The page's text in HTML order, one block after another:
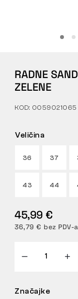
O NAMA
POVRATI
RADNE
ZELENE
KOD: 0059021065
Veličina
36 37
43 44
45,99 €
36,79 € bez PDV-a
Značajke